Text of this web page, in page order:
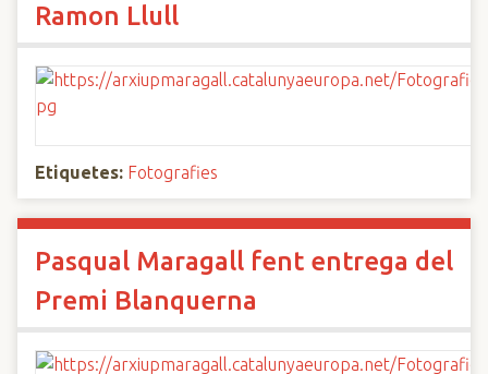
Ramon Llull
Etiquetes: Fotografies
Pasqual Maragall fent entrega del
Premi Blanquerna